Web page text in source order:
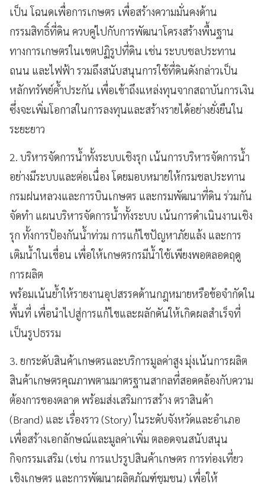
เป็น โฉนดเพื่อการเกษตร เพื่อสร้างความมั่นคงด้าน
กรรมสิทธิ์ที่ดิน ควบคู่ไปกับการพัฒนาโครงสร้างพื้นฐาน
ทางการเกษตรในเขตปฏิรูปที่ดิน เช่น ระบบชลประทาน
ถนน และไฟฟ้า รวมถึงสนับสนุนการใช้ที่ดินดังกล่าวเป็น
หลักทรัพย์ค้ำประกัน เพื่อเข้าถึงแหล่งทุนจากสถาบันการเงิน
ซึ่งจะเพิ่มโอกาสในการลงทุนและสร้างรายได้อย่างยั่งยืนใน
ระยะยาว
2. บริหารจัดการน้ำทั้งระบบเชิงรุก เน้นการบริหารจัดการน้ำ
อย่างมีระบบและต่อเนื่อง โดยมอบหมายให้กรมชลประทาน
กรมฝนหลวงและการบินเกษตร และกรมพัฒนาที่ดิน ร่วมกัน
จัดทำ แผนบริหารจัดการน้ำทั้งระบบ เน้นการดำเนินงานเชิง
รุก ทั้งการป้องกันน้ำท่วม การแก้ไขปัญหาภัยแล้ง และการ
เติมน้ำในเขื่อน เพื่อให้เกษตรกรมีน้ำใช้เพียงพอตลอดฤดู
การผลิต
พร้อมเน้นย้ำให้รายงานอุปสรรคด้านกฎหมายหรือข้อจำกัดใน
พื้นที่ เพื่อนำไปสู่การแก้ไขและผลักดันให้เกิดผลสำเร็จที่
เป็นรูปธรรม
3. ยกระดับสินค้าเกษตรและบริการมูลค่าสูง มุ่งเน้นการผลิต
สินค้าเกษตรคุณภาพตามมาตรฐานสากลที่สอดคล้องกับความ
ต้องการของตลาด พร้อมส่งเสริมการสร้าง ตราสินค้า
(Brand) และ เรื่องราว (Story) ในระดับจังหวัดและอำเภอ
เพื่อสร้างเอกลักษณ์และมูลค่าเพิ่ม ตลอดจนสนับสนุน
กิจกรรมเสริม (เช่น การแปรรูปสินค้าเกษตร การท่องเที่ยว
เชิงเกษตร และการพัฒนาผลิตภัณฑ์ชุมชน) เพื่อให้